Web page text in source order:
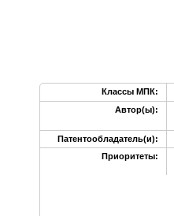
Классы МПК:
Автор(ы):
Патентообладатель(и):
Приоритеты: